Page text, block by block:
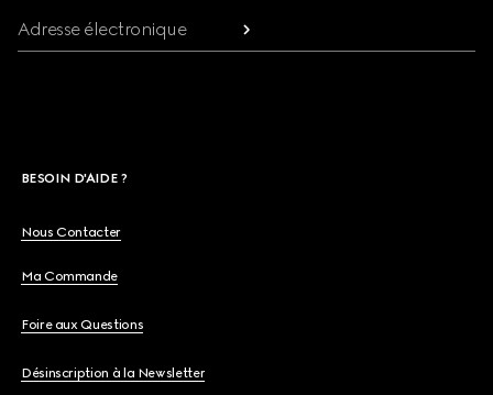
Adresse électronique
BESOIN D'AIDE ?
Nous Contacter
Ma Commande
Foire aux Questions
Désinscription à la Newsletter